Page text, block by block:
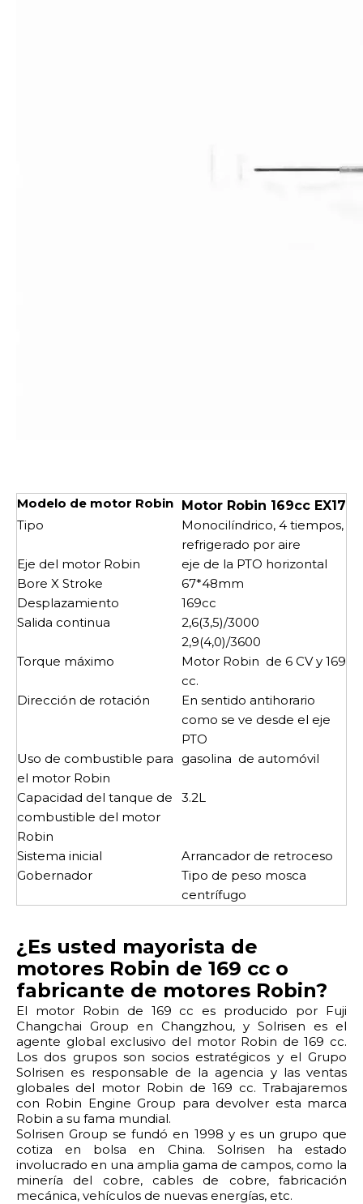
Modelo de motor Robin Motor Robin 169cc EX17
Tipo
Monocilíndrico, 4 tiempos,
refrigerado por aire
Eje del motor Robin
eje de la PTO horizontal
Bore X Stroke
67*48mm
Desplazamiento
169cc
Salida continua
2,6(3,5)/3000
2,9(4,0)/3600
Torque máximo
Motor Robin de 6 CV y ​​169
cc.
Dirección de rotación
En sentido antihorario
como se ve desde el eje
PTO
Uso de combustible para
el motor Robin
gasolina de automóvil
Capacidad del tanque de
combustible del motor
Robin
3.2L
Sistema inicial
Arrancador de retroceso
Gobernador
Tipo de peso mosca
centrífugo
¿Es usted mayorista de
motores Robin de 169 cc o
fabricante de motores Robin?
El motor Robin de 169 cc es producido por Fuji
Changchai Group en Changzhou, y Solrisen es el
agente global exclusivo del motor Robin de 169 cc.
Los dos grupos son socios estratégicos y el Grupo
Solrisen es responsable de la agencia y las ventas
globales del motor Robin de 169 cc. Trabajaremos
con Robin Engine Group para devolver esta marca
Robin a su fama mundial.
Solrisen Group se fundó en 1998 y es un grupo que
cotiza en bolsa en China. Solrisen ha estado
involucrado en una amplia gama de campos, como la
minería del cobre, cables de cobre, fabricación
mecánica, vehículos de nuevas energías, etc.